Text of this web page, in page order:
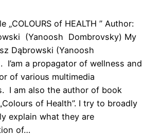
„COLOURS of HEALTH ” Author:
(Yanoosh Dombrovsky) My
Dąbrowski (Yanoosh
I’am a propagator of wellness and
of various multimedia
I am also the author of book
of Health”. I try to broadly
explain what they are
of…